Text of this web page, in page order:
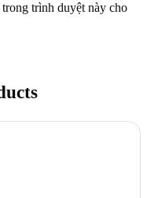
trình duyệt này cho